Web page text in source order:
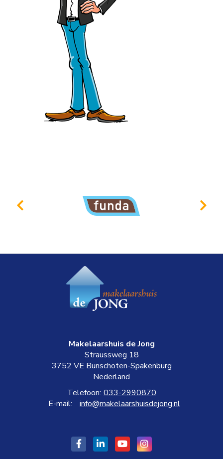
Makelaarshuis de Jong
Straussweg 18
3752 VE Bunschoten-Spakenburg
Nederland
Telefoon: 033-2990870
E-mail:
info@makelaarshuisdejong.nl
Vind LinkedInYouTubeGoogle+